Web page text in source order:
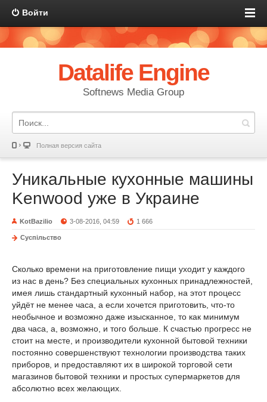
Войти
Datalife Engine
Softnews Media Group
Полная версия сайта
Уникальные кухонные машины
Kenwood уже в Украине
KotBazilio 3-08-2016, 04:59 1 666
Суспільство
Сколько времени на приготовление пищи уходит у каждого
из нас в день? Без специальных кухонных принадлежностей,
имея лишь стандартный кухонный набор, на этот процесс
уйдёт не менее часа, а если хочется приготовить, что-то
необычное и возможно даже изысканное, то как минимум
два часа, а, возможно, и того больше. К счастью прогресс не
стоит на месте, и производители кухонной бытовой техники
постоянно совершенствуют технологии производства таких
приборов, и предоставляют их в широкой торговой сети
магазинов бытовой техники и простых супермаркетов для
абсолютно всех желающих.